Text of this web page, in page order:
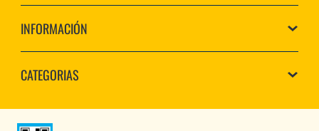
INFORMACIÓN
CATEGORIAS